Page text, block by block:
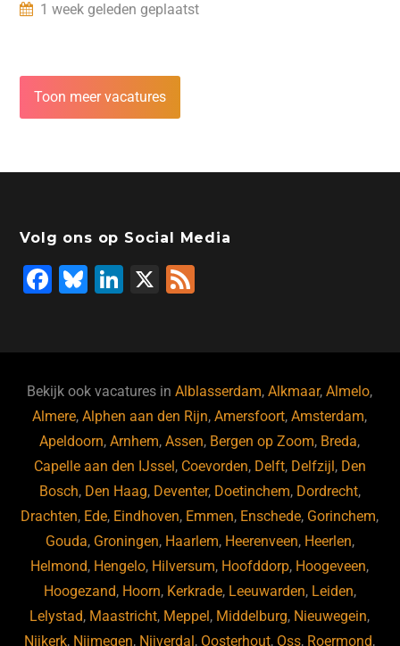
1 week geleden geplaatst
Toon meer vacatures
Volg ons op Social Media
F
b
o
o
k
Bl
ky
Li
dI
n
X
Bekijk ook vacatures inAlblasserdam,Alkmaar,Almelo,
Almere,Alphen aan den Rijn,Amersfoort,Amsterdam,
Apeldoorn,Arnhem,Assen, Bergen op Zoom, Breda,
Capelle aan den IJssel , Coevorden, Delft, Delfzijl , Den
Bosch, Den Haag, Deventer, Doetinchem, Dordrecht,
Drachten, Ede, Eindhoven, Emmen, Enschede, Gorinchem,
Gouda, Groningen, Haarlem, Heerenveen, Heerlen,
Helmond, Hengelo, Hilversum, Hoofddorp, Hoogeveen,
Hoogezand, Hoorn, Kerkrade, Leeuwarden, Leiden,
Lelystad, Maastricht, Meppel , Middelburg, Nieuwegein,
Nijkerk, Nijmegen, Nijverdal , Oosterhout, Oss, Roermond,